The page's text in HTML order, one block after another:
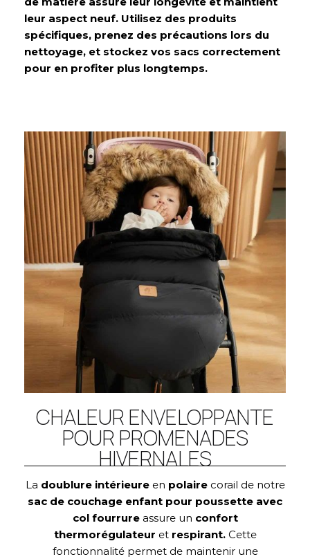
leur aspect neuf. Utilisez des produits
spécifiques, prenez des précautions lors du
nettoyage, et stockez vos sacs correctement
pour en profiter plus longtemps.
CHALEUR ENVELOPPANTE
POUR PROMENADES
HIVERNALES
La doublure intérieureen polairecorail de notre
sac de couchage enfant pour poussette avec
col fourrureassure un confort
thermorégulateur et respirant.Cette
fonctionnalité permet de maintenir une